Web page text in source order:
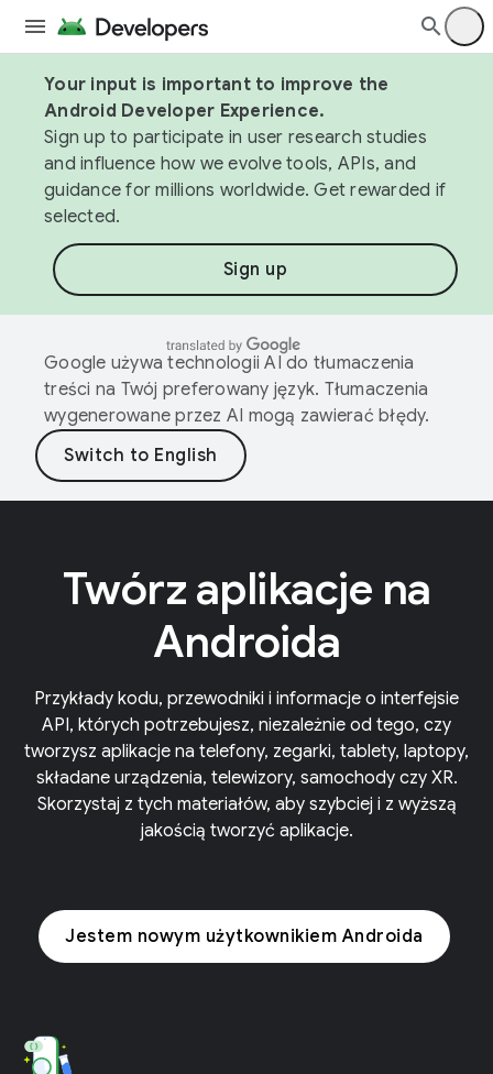
Your input is important to improve the
Android Developer Experience.
Sign up to participate in user research studies
and influence how we evolve tools, APIs, and
guidance for millions worldwide. Get rewarded if
selected.
Sign up
Google używa technologii AI do tłumaczenia
treści na Twój preferowany język. Tłumaczenia
wygenerowane przez AI mogą zawierać błędy.
Twórz aplikacje na
Androida
Przykłady kodu, przewodniki i informacje o interfejsie
API, których potrzebujesz, niezależnie od tego, czy
tworzysz aplikacje na telefony, zegarki, tablety, laptopy,
składane urządzenia, telewizory, samochody czy XR.
Skorzystaj z tych materiałów, aby szybciej i z wyższą
jakością tworzyć aplikacje.
Jestem nowym użytkownikiem Androida